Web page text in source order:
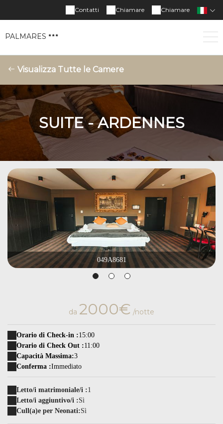
Chiamare
Chiamare
Contatti
PALMARES
Visualizza Tutte le Camere
SUITE - ARDENNES
049A8681
da 2000€ /notte
Orario di Check-in :15:00
Orario di Check Out :11:00
Capacità Massima:3
Conferma :Immediato
Letto/i matrimoniale/i :1
Letto/i aggiuntivo/i :Sì
Cull(a)e per Neonati:Sì